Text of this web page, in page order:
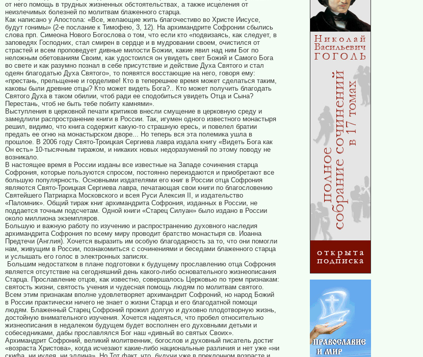
от него помощь в трудных жизненных обстоятельствах, а также исцеления от
неизлечимых болезней по молитвам блаженного старца.
Как написано у Апостола: «Все, желающие жить благочестиво во Христе Иисусе,
будут гонимы» (2-е послание к Тимофею, 3, 12). На архимандрите Софронии сбылись
слова прп. Симеона Нового Богослова о том, что если кто «подвизаясь, как следует, в
заповедях Господних, стал смирен в сердце и в мудровании своем, очистился от
страстей и всем проповедует дивные милости Божии, какие явил над ним Бог по
неложным обетованиям Своим, как удостоился он увидеть свет Божий и Самого Бога
во свете и как разумно познал в себе присутствие и действие Духа Святого и стал
одеян благодатью Духа Святого», то появятся восстающие на него, говоря ему:
«престань, прельщенне и горделиве! Кто в теперешнее время может сделаться таким,
каковы были древние отцы? Кто может видеть Бога?.. Кто может получить благодать
Святого Духа в таком обилии, чтоб ради ее сподобиться увидеть Отца и Сына?
Перестань, чтоб не быть тебе побиту камнями».
Выступления в церковной печати критиков внесли смущение в церковную среду и
замедлили распространение книги в России. Так, игумен одного известного монастыря
решил, видимо, что книга содержит какую-то страшную ересь, и повелел братии
предать ее огню на монастырском дворе... Но теперь вся эта полемика ушла в
прошлое. В 2006 году Свято-Троицкая Сергиева лавра издала книгу «Видеть Бога как
Он есть» 10-тысячным тиражом, и никаких новых недоразумений по этому поводу не
возникало.
В настоящее время в России изданы все известные на Западе сочинения старца
Софрония, которые пользуются спросом, постоянно переиздаются и приобретают все
большую популярность. Основными издателями его книг в России отца Софрония
являются Свято-Троицкая Сергиева лавра, печатающая свои книги по благословению
Святейшего Патриарха Московского и всея Руси Алексия II, и издательство
«Паломник». Общий тираж книг архимандрита Софрония, изданных в России, не
поддается точным подсчетам. Одной книги «Старец Силуан» было издано в России
около миллиона экземпляров.
Большую и важную работу по изучению и распространению духовного наследия
архимандрита Софрония по всему миру проводит братство монастыря св. Иоанна
Предтечи (Англия). Хочется выразить им особую благодарность за то, что они помогли
нам, живущим в России, познакомиться с сочинениями и беседами блаженного старца
и услышать его голос в электронных записях.
Большим недостатком в плане подготовки к будущему прославлению отца Софрония
является отсутствие на сегодняшний день какого-либо основательного жизнеописания
Старца. Прославление отцов, как известно, совершалось Церковью по трем признакам:
святость жизни, святость учения и чудесная помощь людям по молитвам святого.
Всем этим признакам вполне удовлетворяет архимандрит Софроний, но народ Божий
в России практически ничего не знает о жизни Старца и его благодатной помощи
людям. Блаженный Старец Софроний прожил долгую и духовно плодотворную жизнь,
достойную внимательного изучения. Хочется надеяться, что пробел относительно
жизнеописания в недалеком будущем будет восполнен его духовными детьми и
собеседниками, дабы прославлялся Бог наш «дивный во святых Своих».
Архимандрит Софроний, великий молитвенник, богослов и духовный писатель достиг
«возраста Христова», когда исчезают какие-либо национальные различия и нет уже «ни